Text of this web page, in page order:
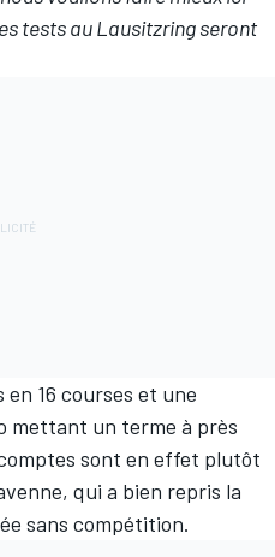
tests au Lausitzring seront
16 courses et une
mettant un terme à près
sont en effet plutôt
qui a bien repris la
sans compétition.